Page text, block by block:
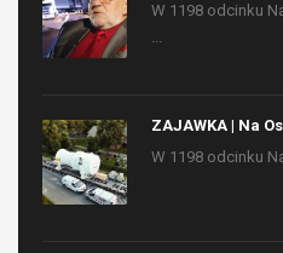
W 1198 odcinku
...
ZAJAWKA | Na
W 1198 odcinku